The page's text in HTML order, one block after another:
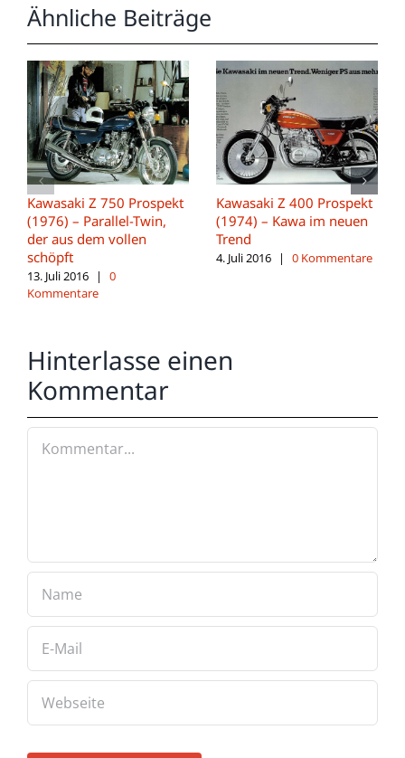
Ähnliche Beiträge
Kawasaki Z 750 Prospekt
(1976) – Parallel-Twin,
der aus dem vollen
schöpft
13. Juli 2016 |
0
Kommentare
Kawasaki Z 400 Prospekt
(1974) – Kawa im neuen
Trend
4. Juli 2016 | 0 Kommentare
Hinterlasse einen
Kommentar